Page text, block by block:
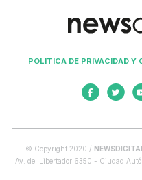
POLITICA DE PRIVACIDAD Y
© Copyright 2020 /
Av. del Libertador 6350 - Ciudad